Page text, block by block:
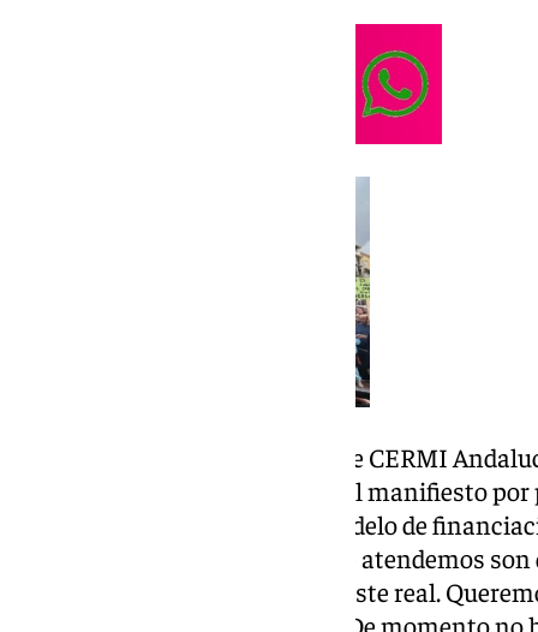
Alfonso Rubio, vicepresidente de CERMI
comunicación tras la lectura del manifiesto
«El objetivo es conseguir un modelo de
infrafinanciados, las plazas que atendemos
nuestras. Paga por debajo del coste real.